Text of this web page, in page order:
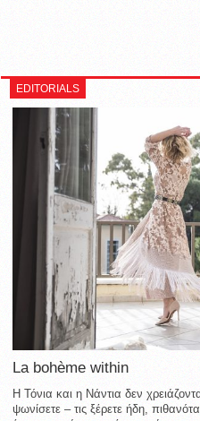
EDITORIALS
La bohème within
Η Τόνια και η Νάντια δεν
ψωνίσετε – τις ξέρετε ήδη,